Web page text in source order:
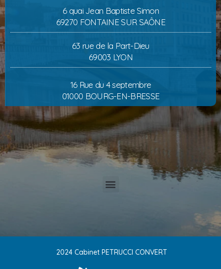
6 quai Jean Baptiste Simon
69270 FONTAINE SUR SAÔNE
63 rue de la Part-Dieu
69003 LYON
16 Rue du 4 septembre
01000 BOURG-EN-BRESSE
2024 Cabinet PETRUCCI CONVERT